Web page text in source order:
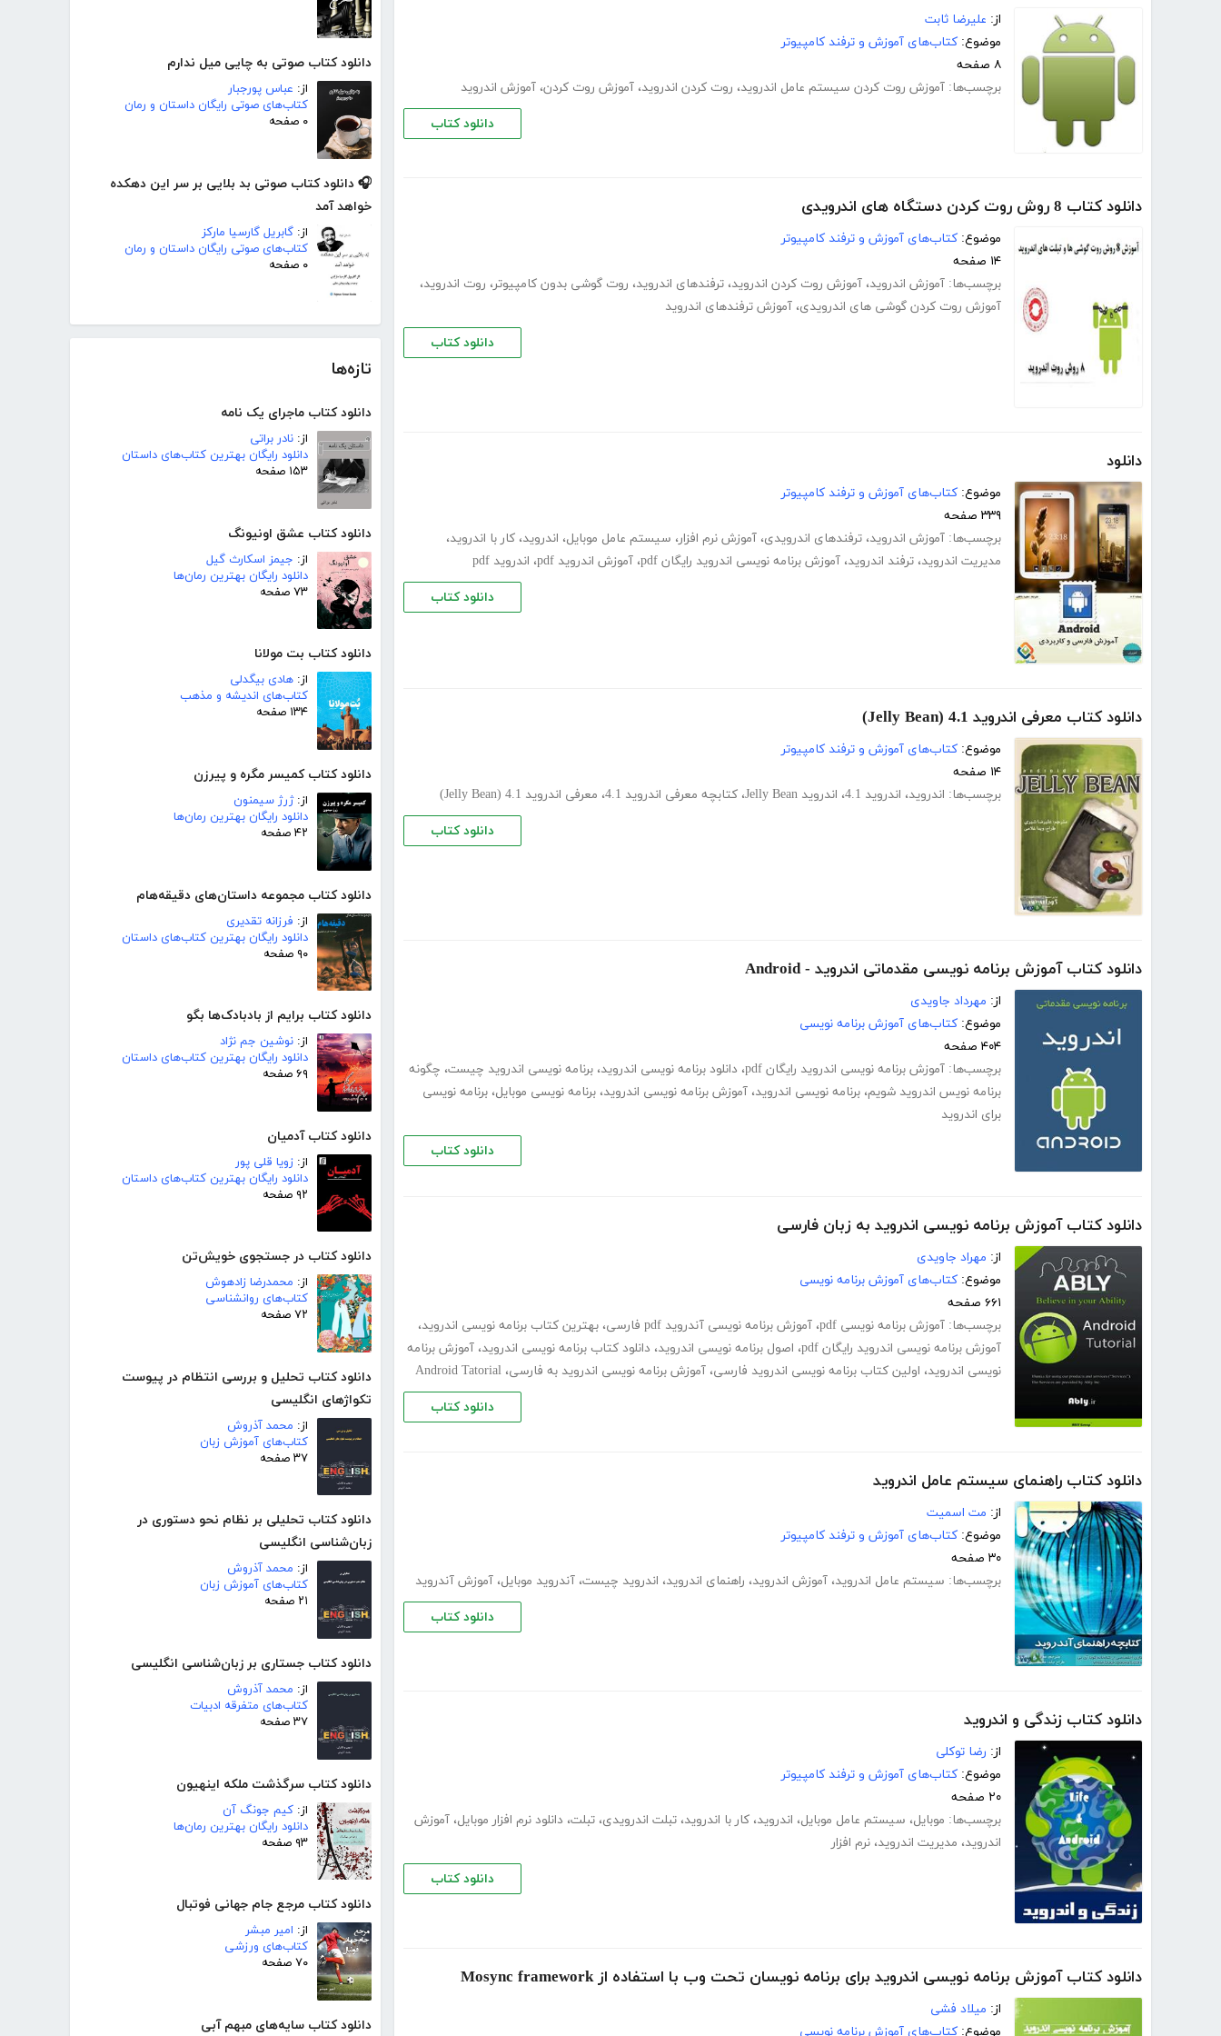
دانلود کتاب صوتی به چایی میل ندارم
از: عباس پورجبار
کتاب‌های صوتی رایگان داستان و رمان
۰ صفحه
🎧 دانلود کتاب صوتی بد بلایی بر سر این دهکده
خواهد آمد
از: گابریل گارسیا مارکز
کتاب‌های صوتی رایگان داستان و رمان
۰ صفحه
تازه‌ها
دانلود کتاب ماجرای یک نامه
از: نادر براتی
دانلود رایگان بهترین کتاب‌های داستان
۱۵۳ صفحه
دانلود کتاب عشق اونیونگ
از: جیمز اسکارث گیل
دانلود رایگان بهترین رمان‌ها
۷۳ صفحه
دانلود کتاب بت مولانا
از: هادی بیگدلی
کتاب‌های اندیشه و مذهب
۱۳۴ صفحه
دانلود کتاب کمیسر مگره و پیرزن
از:ژرژ سیمنون
دانلود رایگان بهترین رمان‌ها
۴۲ صفحه
دانلود کتاب مجموعه داستان‌های دقیقه‌هام
از: فرزانه تقدیری
دانلود رایگان بهترین کتاب‌های داستان
۹۰ صفحه
دانلود کتاب برایم از بادبادک‌ها بگو
از: نوشین جم نژاد
دانلود رایگان بهترین کتاب‌های داستان
۶۹ صفحه
دانلود کتاب آدمیان
از: زویا قلی پور
دانلود رایگان بهترین کتاب‌های داستان
۹۲ صفحه
دانلود کتاب در جستجوی خویش‌تن
از: محمدرضا زادهوش
کتاب‌های روانشناسی
۷۲ صفحه
دانلود کتاب تحلیل و بررسی انتظام در پیوست
تکواژهای انگلیسی
از: محمد آذروش
کتاب‌های آموزش زبان
۳۷ صفحه
دانلود کتاب تحلیلی بر نظام نحو دستوری در
زبان‌شناسی انگلیسی
از: محمد آذروش
کتاب‌های آموزش زبان
۲۱ صفحه
دانلود کتاب جستاری بر زبان‌شناسی انگلیسی
از: محمد آذروش
کتاب‌های متفرقه ادبیات
۳۷ صفحه
دانلود کتاب سرگذشت ملکه اینهیون
از: کیم جونگ آن
دانلود رایگان بهترین رمان‌ها
۹۳ صفحه
دانلود کتاب مرجع جام جهانی فوتبال
از: امیر مبشر
کتاب‌های ورزشی
۷۰ صفحه
دانلود کتاب سایه‌های مبهم آبی
از: علیرضا ثابت
موضوع: کتاب‌های آموزش و ترفند کامپیوتر
۸ صفحه
برچسب‌ها: آموزش روت کردن سیستم عامل اندروید، روت کردن اندروید، آموزش روت کردن، آموزش اندروید
دانلود کتاب
دانلود کتاب 8 روش روت کردن دستگاه های اندرویدی
موضوع: کتاب‌های آموزش و ترفند کامپیوتر
۱۴ صفحه
برچسب‌ها: آموزش اندروید، آموزش روت کردن اندروید، ترفندهای اندروید، روت گوشی بدون کامپیوتر، روت اندروید،
آموزش روت کردن گوشی های اندرویدی، آموزش ترفندهای اندروید
دانلود کتاب
دانلود
موضوع: کتاب‌های آموزش و ترفند کامپیوتر
۳۳۹ صفحه
برچسب‌ها: آموزش اندروید، ترفندهای اندرویدی، آموزش نرم افزار، سیستم عامل موبایل، اندروید، کار با اندروید،
مدیریت اندروید، ترفند اندروید، آموزش برنامه نویسی اندروید رایگان pdf ، آموزش اندروید pdf ، اندروید pdf
دانلود کتاب
دانلود کتاب معرفی اندروید 4.1 (Jelly Bean)
موضوع: کتاب‌های آموزش و ترفند کامپیوتر
۱۴ صفحه
برچسب‌ها: اندروید، اندروید 4.1 ، اندروید Jelly Bean ، کتابچه معرفی اندروید 4.1 ، معرفی اندروید 4.1 (Jelly Bean)
دانلود کتاب
دانلود کتاب آموزش برنامه نویسی مقدماتی اندروید - Android
از: مهرداد جاویدی
موضوع: کتاب‌های آموزش برنامه نویسی
۴۰۴ صفحه
برچسب‌ها: آموزش برنامه نویسی اندروید رایگان pdf ، دانلود برنامه نویسی اندروید، برنامه نویسی اندروید چیست، چگونه
برنامه نویس اندروید شویم، برنامه نویسی اندروید، آموزش برنامه نویسی اندروید، برنامه نویسی موبایل، برنامه نویسی
برای اندروید
دانلود کتاب
دانلود کتاب آموزش برنامه نویسی اندروید به زبان فارسی
از: مهراد جاویدی
موضوع: کتاب‌های آموزش برنامه نویسی
۶۶۱ صفحه
برچسب‌ها: آموزش برنامه نویسی pdf ، آموزش برنامه نویسی آندروید pdf فارسی ، بهترین کتاب برنامه نویسی اندروید،
آموزش برنامه نویسی اندروید رایگان pdf
، اصول برنامه نویسی اندروید، دانلود کتاب برنامه نویسی اندروید، آموزش برنامه
نویسی اندروید، اولین کتاب برنامه نویسی اندروید فارسی، آموزش برنامه نویسی اندروید به فارسی، Android Tatorial
دانلود کتاب
دانلود کتاب راهنمای سیستم عامل اندروید
از: مت اسمیت
موضوع: کتاب‌های آموزش و ترفند کامپیوتر
۳۰ صفحه
برچسب‌ها: سیستم عامل اندروید، آموزش اندروید، راهنمای اندروید، اندروید چیست، آندروید موبایل، آموزش آندروید
دانلود کتاب
دانلود کتاب زندگی و اندروید
از: رضا توکلی
موضوع: کتاب‌های آموزش و ترفند کامپیوتر
۲۰ صفحه
برچسب‌ها: موبایل، سیستم عامل موبایل، اندروید، کار با اندروید، تبلت اندرویدی، تبلت، دانلود نرم افزار موبایل، آموزش
اندروید، مدیریت اندروید، نرم افزار
دانلود کتاب
دانلود کتاب آموزش برنامه نویسی اندروید برای برنامه نویسان تحت وب با استفاده از Mosync framework
از: میلاد فشی
موضوع: کتاب‌های آموزش برنامه نویسی